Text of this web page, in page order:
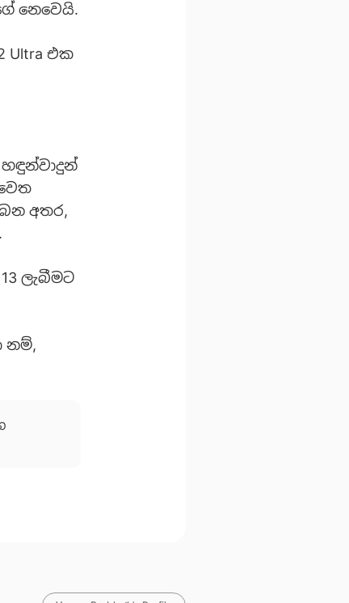
නෙවෙයි.
Ultra එක
හඳුන්වාදුන්
අතර,
ලැබීමට
නම්,